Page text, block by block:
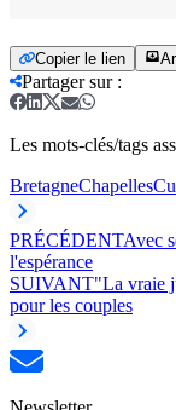
Copier le lien
Partager sur:
Les mots-clés/tags
BretagneChapelles
PRÉCÉDENTAvec
l'espérance
SUIVANT"La vraie
pour les couples